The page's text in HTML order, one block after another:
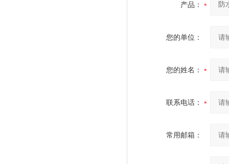
产品：
您的单位：
您的姓名：
联系电话：
常用邮箱：